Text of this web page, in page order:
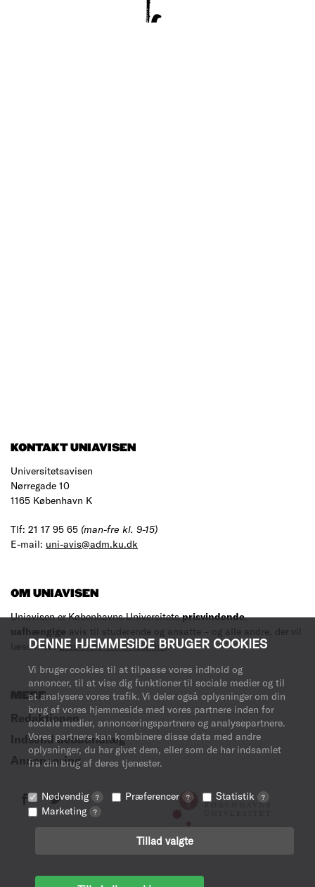
DENNE HJEMMESIDE BRUGER COOKIES
Vi bruger cookies til at tilpasse vores indhold og
annoncer, til at vise dig funktioner til sociale medier og til
at analysere vores trafik. Vi deler også oplysninger om din
brug af vores hjemmeside med vores partnere inden for
sociale medier, annonceringspartnere og analysepartnere.
Vores partnere kan kombinere disse data med andre
oplysninger, du har givet dem, eller som de har indsamlet
fra din brug af deres tjenester.
Nødvendig ? Præferencer ? Statistik ?
Marketing ?
Tillad valgte
KONTAKT UNIAVISEN
Universitetsavisen
Nørregade 10
1165 København K
Tlf: 21 17 95 65 (man-fre kl. 9-15)
E-mail: uni-avis@adm.ku.dk
OM UNIAVISEN
Uniavisen er Københavns Universitetsprisvindende,
uafhængige avis til studerende og ansatte – og alle andre, der vil
læse med.Læs mere om avisen her.
MERE
Redaktionen
Indsend debatindlæg
Annoncering